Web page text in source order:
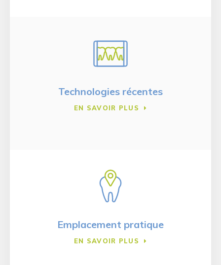
Technologies récentes
EN SAVOIR PLUS
Emplacement pratique
EN SAVOIR PLUS